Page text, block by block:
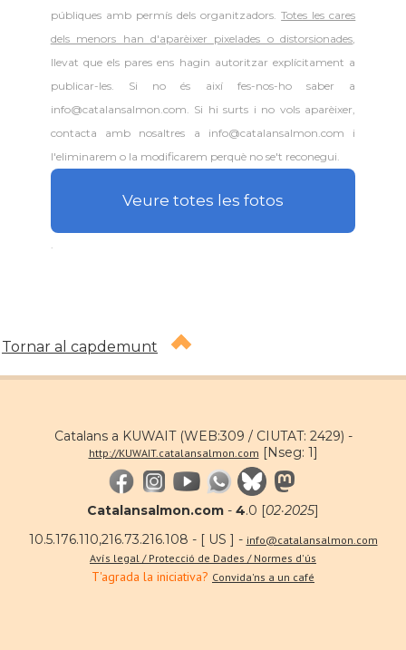
públiques amb permís dels organitzadors.Totes les cares
dels menors han d'aparèixer pixelades o distorsionades,
llevat que els pares ens hagin autoritzar explícitament a
publicar-les. Si no és així fes-nos-ho saber a
info@catalansalmon.com. Si hi surts i no vols aparèixer,
contacta amb nosaltres a info@catalansalmon.com i
l'eliminarem o la modificarem perquè no se't reconegui.
Veure totes les fotos
Tornar al capdemunt
Catalans a KUWAIT (WEB:309 / CIUTAT: 2429) -
http://KUWAIT.catalansalmon.com [Nseg: 1]
Catalansalmon.com - 4.0 [02·2025]
10.5.176.110,216.73.216.108 - [ US ] - info@catalansalmon.com
Avís legal / Protecció de Dades / Normes d'ús
T'agrada la iniciativa? Convida'ns a un café